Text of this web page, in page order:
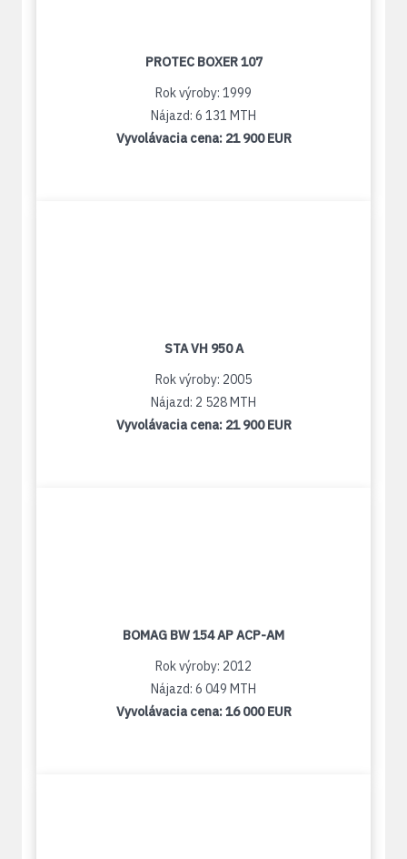
PROTEC BOXER 107
Rok výroby: 1999
Nájazd: 6 131 MTH
Vyvolávacia cena: 21 900 EUR
STA VH 950 A
Rok výroby: 2005
Nájazd: 2 528 MTH
Vyvolávacia cena: 21 900 EUR
BOMAG BW 154 AP ACP-AM
Rok výroby: 2012
Nájazd: 6 049 MTH
Vyvolávacia cena:16 000 EUR